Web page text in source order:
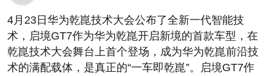
4月23日华为乾崑技术大会公布了全新一代智能技
术，启境GT7作为华为乾崑开启新境的首款车型，在
乾崑技术大会舞台上首个登场，成为华为乾崑前沿技
术的满配载体，是真正的“一车即乾崑”。启境GT7作